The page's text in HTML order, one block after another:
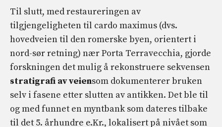
Til slutt, med restaureringen av
tilgjengeligheten til cardo maximus (dvs.
hovedveien til den romerske byen, orientert i
nord-sør retning) nær Porta Terravecchia, gjorde
forskningen det mulig å rekonstruere sekvensen
stratigrafi av veiensom dokumenterer bruken
selv i fasene etter slutten av antikken. Det ble til
og med funnet en myntbank som dateres tilbake
til det 5. århundre e.Kr., lokalisert på nivået som